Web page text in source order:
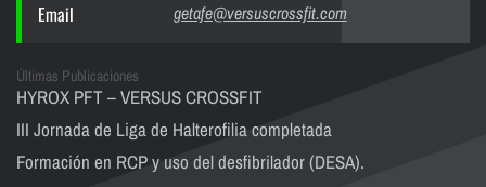
Email getafe@versuscrossfit.com
Últimas Publicaciones
HYROX PFT – VERSUS CROSSFIT
III Jornada de Liga de Halterofilia completada
Formación en RCP y uso del desfibrilador (DESA).